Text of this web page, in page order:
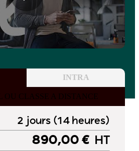
INTRA
OU CLASSE A DISTANCE
2 jours (14 heures)
890,00 € HT